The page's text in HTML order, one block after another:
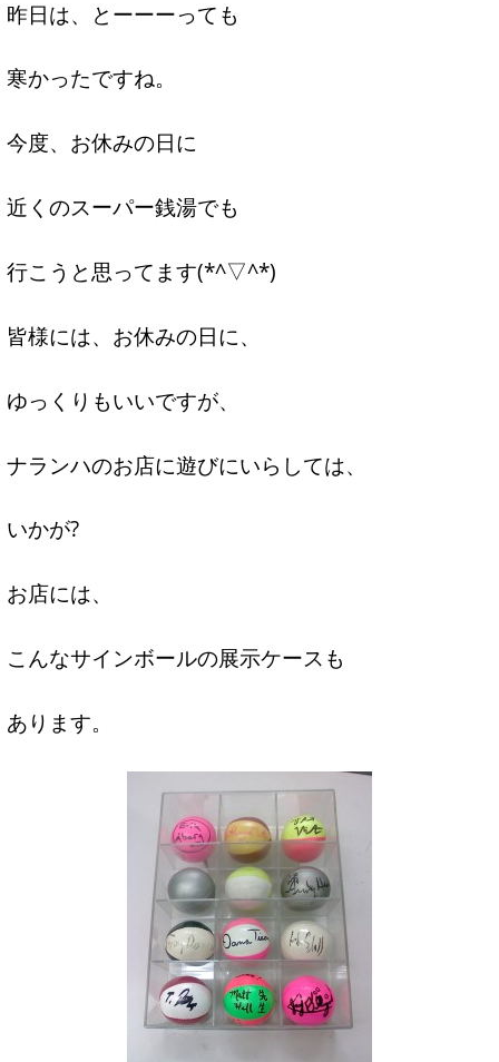
昨日は、とーーーっても
寒かったですね。
今度、お休みの日に
近くのスーパー銭湯でも
行こうと思ってます(*^▽^*)
皆様には、お休みの日に、
ゆっくりもいいですが、
ナランハのお店に遊びにいらしては、
いかが?
お店には、
こんなサインボールの展示ケースも
あります。